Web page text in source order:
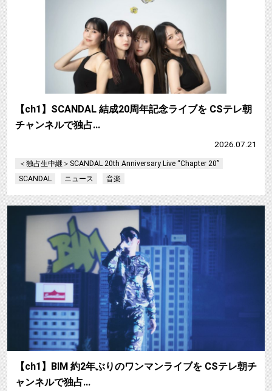
【ch1】SCANDAL 結成20周年記念ライブを CSテレ朝
チャンネルで独占…
2026.07.21
＜独占生中継＞SCANDAL 20th Anniversary Live “Chapter 20”
SCANDAL
ニュース 音楽
【ch1】BIM 約2年ぶりのワンマンライブを CSテレ朝チ
ャンネルで独占…